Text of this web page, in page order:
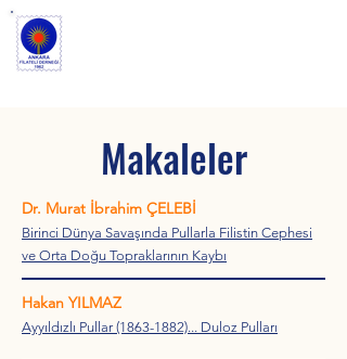
Makaleler
Dr. Murat İbrahim ÇELEBİ
Birinci Dünya Savaşında Pullarla Filistin Cephesi
ve Orta Doğu Topraklarının Kaybı
Hakan YILMAZ
Ayyıldızlı Pullar (1863-1882)... Duloz Pulları